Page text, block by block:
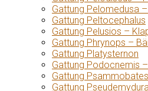
Gattung Pelomedusa
Gattung Peltocephalus
Gattung Pelusios –
Gattung Phrynops –
Gattung Platysternon
Gattung Podocnemis
Gattung
Gattung